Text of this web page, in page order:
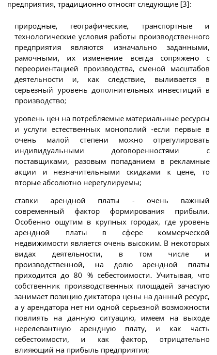
предприятия, традиционно относят следующие [3]:
природные, географические, транспортные и
технологические условия работы производственного
предприятия являются изначально заданными,
рамочными, их изменение всегда сопряжено с
переориентацией производства, сменой масштабов
деятельности и, как следствие, выливается в
серьезный уровень дополнительных инвестиций в
производство;
уровень цен на потребляемые материальные ресурсы
и услуги естественных монополий -если первые в
очень малой степени можно отрегулировать
индивидуальными договоренностями с
поставщиками, разовым попаданием в рекламные
акции и незначительными скидками к цене, то
вторые абсолютно нерегулируемы;
ставки арендной платы - очень важный
современный фактор формирования прибыли.
Особенно ощутим в крупных городах, где уровень
арендной платы в сфере коммерческой
недвижимости является очень высоким. В некоторых
видах деятельности, в том числе и
производственной, на долю арендной платы
приходится до 80 % себестоимости. Учитывая, что
собственник производственных площадей зачастую
занимает позицию диктатора цены на данный ресурс,
а у арендатора нет ни одной серьезной возможности
повлиять на данную ситуацию, имеем на выходе
нерелевантную арендную плату, и как часть
себестоимости, и как фактор, отрицательно
влияющий на прибыль предприятия;